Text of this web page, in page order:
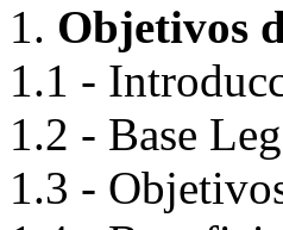
1. Objetivos
1.1 -
1.2 - Base
1.3 -